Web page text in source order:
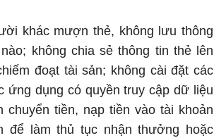
khác mượn thẻ, không lưu thông
không chia sẻ thông tin thẻ lên
đoạt tài sản; không cài đặt các
ứng dụng có quyền truy cập dữ liệu
tiền, nạp tiền vào tài khoản
để làm thủ tục nhận thưởng hoặc